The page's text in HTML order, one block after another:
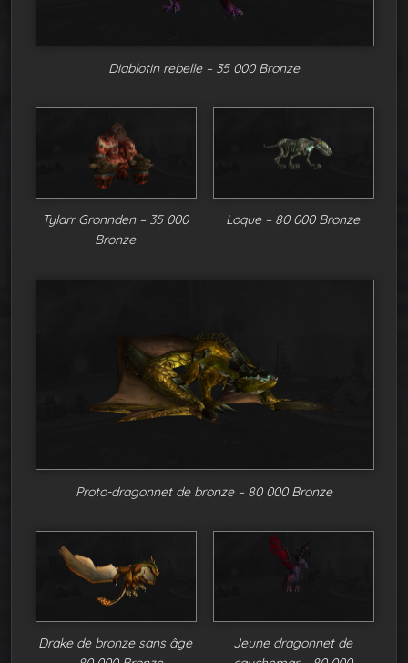
Diablotin rebelle – 35 000 Bronze
Tylarr Gronnden – 35 000
Bronze
Loque – 80 000 Bronze
Proto-dragonnet de bronze – 80 000 Bronze
Drake de bronze sans âge
Jeune dragonnet de